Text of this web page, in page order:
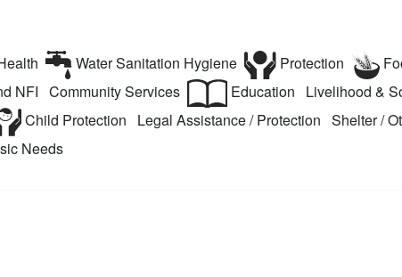
Water Sanitation Hygiene Protection
NFI Community Services Education
Livelihood &
Child Protection Legal Assistance / Protection Shelter /
Needs